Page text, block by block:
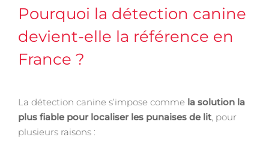
Pourquoi la détection canine
devient-elle la référence en
France ?
La détection canine s’impose comme la solution la
plus fiable pour localiser les punaises de lit, pour
plusieurs raisons :